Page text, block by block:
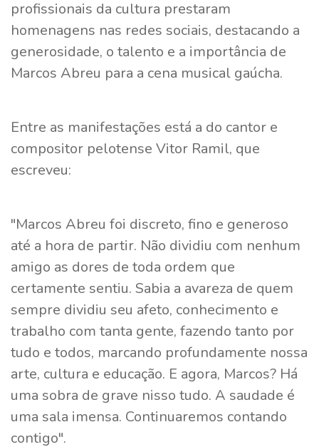
profissionais da cultura prestaram
homenagens nas redes sociais, destacando a
generosidade, o talento e a importância de
Marcos Abreu para a cena musical gaúcha.
Entre as manifestações está a do cantor e
compositor pelotense Vitor Ramil, que
escreveu:
"Marcos Abreu foi discreto, fino e generoso
até a hora de partir. Não dividiu com nenhum
amigo as dores de toda ordem que
certamente sentiu. Sabia a avareza de quem
sempre dividiu seu afeto, conhecimento e
trabalho com tanta gente, fazendo tanto por
tudo e todos, marcando profundamente nossa
arte, cultura e educação. E agora, Marcos? Há
uma sobra de grave nisso tudo. A saudade é
uma sala imensa. Continuaremos contando
contigo".